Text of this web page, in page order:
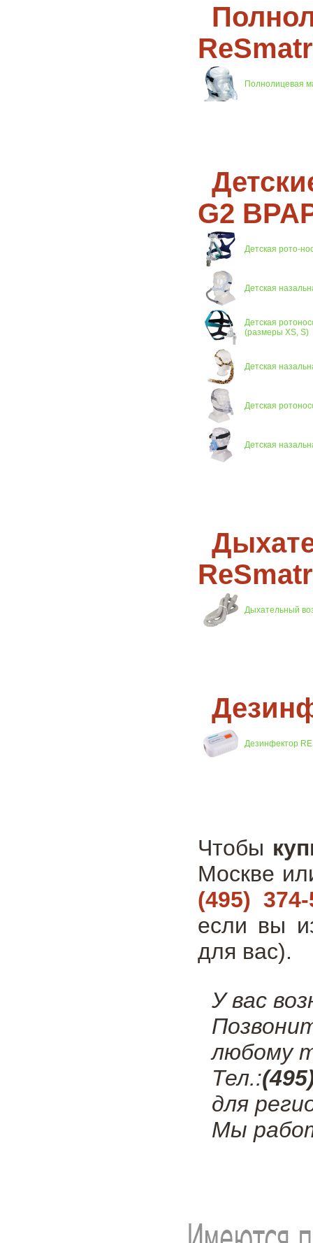
Полнолицевая
G2
Детская рото-
Детская
Детская
(размеры XS, S)
Детская
Детская
Детская
Дыхательный
Дезинфектор
Чтобы
Москве
(495) 374-
если вы
для вас).
У вас
любому
Тел.:
для
Мы